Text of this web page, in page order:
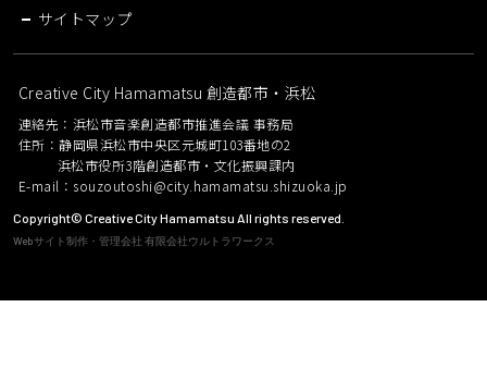
サイトマップ
Creative City Hamamatsu 創造都市・浜松
連絡先：浜松市音楽創造都市推進会議 事務局
住所：静岡県浜松市中央区元城町103番地の2
浜松市役所3階創造都市・文化振興課内
E-mail： souzoutoshi@city.hamamatsu.shizuoka.jp
Copyright© Creative City Hamamatsu All rights reserved.
Webサイト制作・管理会社 有限会社ウルトラワークス